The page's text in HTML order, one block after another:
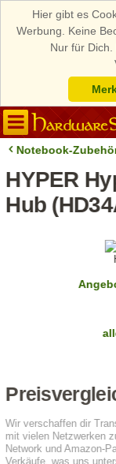
Hier gibt es
Werbung. Keine
Nur für
Notebook-
HYPER
Hub
Wir verschaffen dir
mit vielen Netzwerken
Network und Amazon-
Verkäufe, was uns